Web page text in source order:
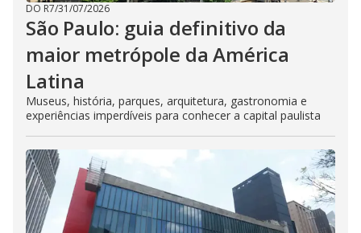
DO R7/31/07/2026
São Paulo: guia definitivo da
maior metrópole da América
Latina
Museus, história, parques, arquitetura, gastronomia e
experiências imperdíveis para conhecer a capital paulista